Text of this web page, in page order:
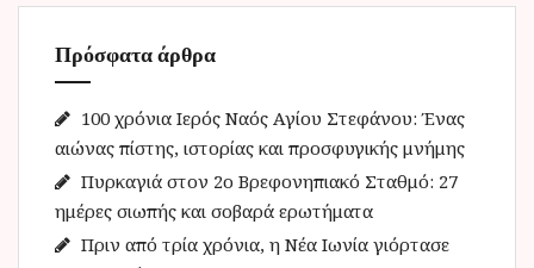
σ
η
γ
ι
α
:
Πρόσφατα άρθρα
100 χρόνια Ιερός Ναός Αγίου Στεφάνου: Ένας
αιώνας πίστης, ιστορίας και προσφυγικής μνήμης
Πυρκαγιά στον 2ο Βρεφονηπιακό Σταθμό: 27
ημέρες σιωπής και σοβαρά ερωτήματα
Πριν από τρία χρόνια, η Νέα Ιωνία γιόρτασε